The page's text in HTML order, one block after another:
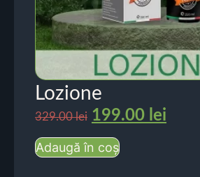
Lozione
329.00lei 199.00 lei
Adaugă în coș